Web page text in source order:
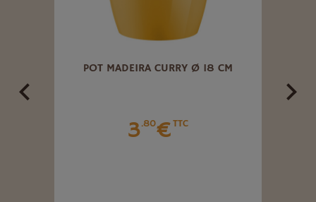
POT MADEIRA CURRY Ø 18 CM
3.80€TTC